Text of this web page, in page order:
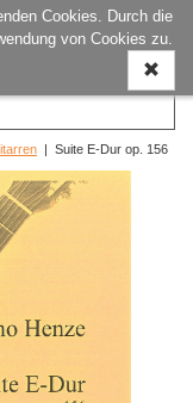
Cookies. Durch die
von Cookies zu.
ein-/
| Suite E-Dur op. 156